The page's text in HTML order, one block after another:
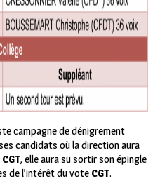
campagne de dénigrement
candidats où la direction aura
CGT, elle aura su sortir son épingle
de l’intérêt du vote CGT.